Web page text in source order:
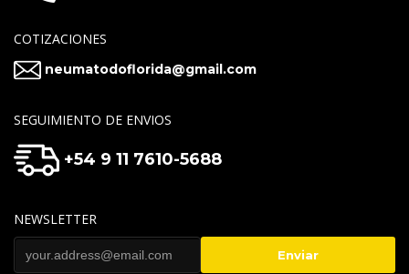
COTIZACIONES
neumatodoflorida@gmail.com
SEGUIMIENTO DE ENVIOS
+54 9 11 7610-5688
NEWSLETTER